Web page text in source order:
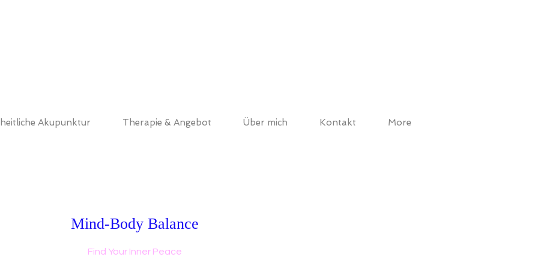
Akupunktur Therapie & Angebot Über mich Kontakt More
Mind-Body Balance
Find Your Inner Peace